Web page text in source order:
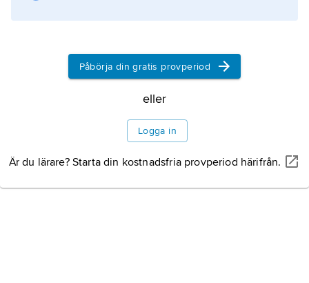
Påbörja din gratis provperiod
eller
Logga in
Är du lärare? Starta din kostnadsfria provperiod härifrån.